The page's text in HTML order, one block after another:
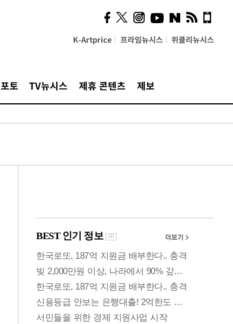
K-Artprice 프라임뉴시스 위클리뉴시스
포토 TV뉴시스 제휴 콘텐츠 제보
의견, 국토부·LH에 충실히
전달할 것"